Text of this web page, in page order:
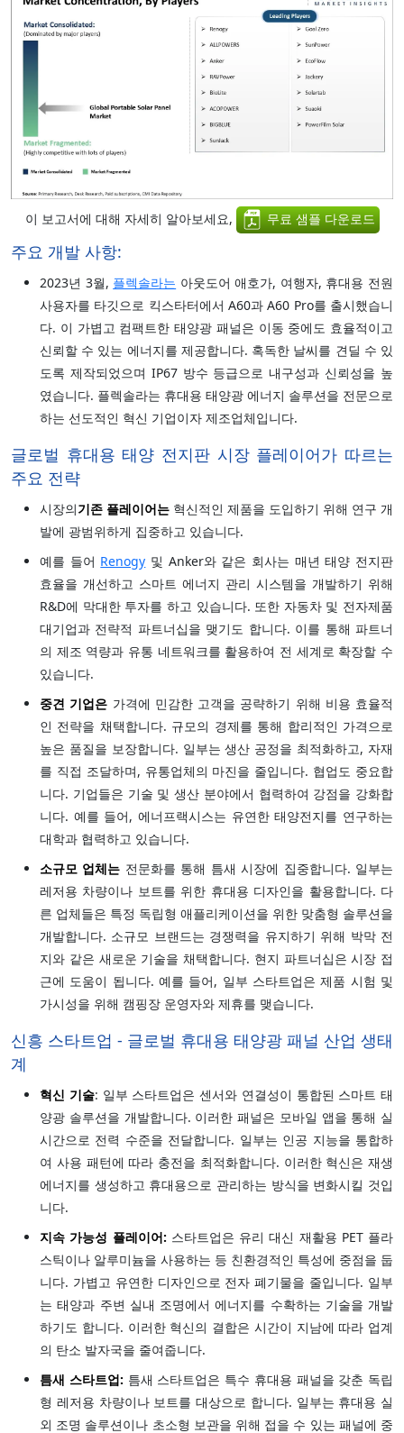
이 보고서에 대해 자세히 알아보세요, 무료 샘플 다운로드
주요 개발 사항:
2023년 3월, 플렉솔라는 아웃도어 애호가, 여행자, 휴대용 전원
사용자를 타깃으로 킥스타터에서 A60과 A60 Pro를 출시했습니
다. 이 가볍고 컴팩트한 태양광 패널은 이동 중에도 효율적이고
신뢰할 수 있는 에너지를 제공합니다. 혹독한 날씨를 견딜 수 있
도록 제작되었으며 IP67 방수 등급으로 내구성과 신뢰성을 높
였습니다. 플렉솔라는 휴대용 태양광 에너지 솔루션을 전문으로
하는 선도적인 혁신 기업이자 제조업체입니다.
글로벌 휴대용 태양 전지판 시장 플레이어가 따르는
주요 전략
시장의기존 플레이어는 혁신적인 제품을 도입하기 위해 연구 개
발에 광범위하게 집중하고 있습니다.
예를 들어 Renogy 및 Anker와 같은 회사는 매년 태양 전지판
효율을 개선하고 스마트 에너지 관리 시스템을 개발하기 위해
R&D에 막대한 투자를 하고 있습니다. 또한 자동차 및 전자제품
대기업과 전략적 파트너십을 맺기도 합니다. 이를 통해 파트너
의 제조 역량과 유통 네트워크를 활용하여 전 세계로 확장할 수
있습니다.
중견 기업은 가격에 민감한 고객을 공략하기 위해 비용 효율적
인 전략을 채택합니다. 규모의 경제를 통해 합리적인 가격으로
높은 품질을 보장합니다. 일부는 생산 공정을 최적화하고, 자재
를 직접 조달하며, 유통업체의 마진을 줄입니다. 협업도 중요합
니다. 기업들은 기술 및 생산 분야에서 협력하여 강점을 강화합
니다. 예를 들어, 에너프랙시스는 유연한 태양전지를 연구하는
대학과 협력하고 있습니다.
소규모 업체는 전문화를 통해 틈새 시장에 집중합니다. 일부는
레저용 차량이나 보트를 위한 휴대용 디자인을 활용합니다. 다
른 업체들은 특정 독립형 애플리케이션을 위한 맞춤형 솔루션을
개발합니다. 소규모 브랜드는 경쟁력을 유지하기 위해 박막 전
지와 같은 새로운 기술을 채택합니다. 현지 파트너십은 시장 접
근에 도움이 됩니다. 예를 들어, 일부 스타트업은 제품 시험 및
가시성을 위해 캠핑장 운영자와 제휴를 맺습니다.
신흥 스타트업 - 글로벌 휴대용 태양광 패널 산업 생태
계
혁신 기술: 일부 스타트업은 센서와 연결성이 통합된 스마트 태
양광 솔루션을 개발합니다. 이러한 패널은 모바일 앱을 통해 실
시간으로 전력 수준을 전달합니다. 일부는 인공 지능을 통합하
여 사용 패턴에 따라 충전을 최적화합니다. 이러한 혁신은 재생
에너지를 생성하고 휴대용으로 관리하는 방식을 변화시킬 것입
니다.
지속 가능성 플레이어: 스타트업은 유리 대신 재활용 PET 플라
스틱이나 알루미늄을 사용하는 등 친환경적인 특성에 중점을 둡
니다. 가볍고 유연한 디자인으로 전자 폐기물을 줄입니다. 일부
는 태양과 주변 실내 조명에서 에너지를 수확하는 기술을 개발
하기도 합니다. 이러한 혁신의 결합은 시간이 지남에 따라 업계
의 탄소 발자국을 줄여줍니다.
틈새 스타트업: 틈새 스타트업은 특수 휴대용 패널을 갖춘 독립
형 레저용 차량이나 보트를 대상으로 합니다. 일부는 휴대용 실
외 조명 솔루션이나 초소형 보관을 위해 접을 수 있는 패널에 중